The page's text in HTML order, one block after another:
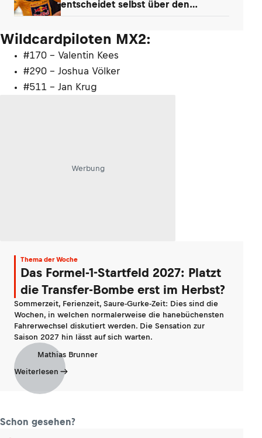
entscheidet selbst über den
Wildcardpiloten MX2:
#170 - Valentin Kees
#290 - Joshua Völker
#511 - Jan Krug
Werbung
Thema der Woche
Das Formel-1-Startfeld 2027: Platzt
die Transfer-Bombe erst im Herbst?
Sommerzeit, Ferienzeit, Saure-Gurke-Zeit: Dies sind die
Wochen, in welchen normalerweise die hanebüchensten
Fahrerwechsel diskutiert werden. Die Sensation zur
Saison 2027 hin lässt auf sich warten.
Mathias Brunner
Weiterlesen
Schon gesehen?